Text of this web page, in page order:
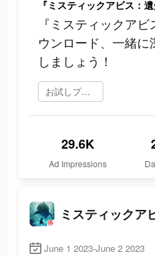
『ミスティックア
ウンロード、一緒
しましょう！
お試しプレイ
29.6K
Ad Impressions
June 1 2023-June 2 2023